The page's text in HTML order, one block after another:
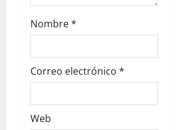
Nombre*
Correo electrónico *
Web